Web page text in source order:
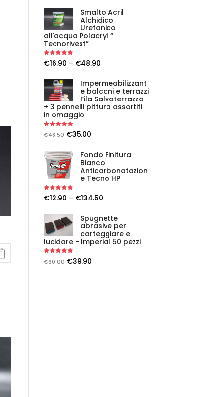
Smalto Acril
Alchidico
Uretanico
all'acqua Polacryl “
Tecnorivest”
Rated 5.00
out of 5
€16.90 – €48.90
Impermeabilizzant
e balconi e terrazzi
Fila Salvaterrazza
+ 3 pennelli pittura assortiti
in omaggio
Rated5.00
out of 5
€48.50 €35.00
Fondo Finitura
Bianco
Anticarbonatazion
e Tecno HP
Rated 5.00
out of 5
€12.90 – €134.50
Spugnette
abrasive per
carteggiare e
lucidare - Imperial 50 pezzi
Rated 5.00
out of 5
€60.00 €39.90